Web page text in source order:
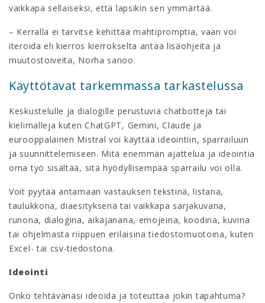
vaikkapa sellaiseksi, että lapsikin sen ymmärtää.
– Kerralla ei tarvitse kehittää mahtipromptia, vaan voi
iteroida eli kierros kierrokselta antaa lisäohjeita ja
muutostoiveita, Norha sanoo.
Käyttötavat tarkemmassa tarkastelussa
Keskustelulle ja dialogille perustuvia chatbotteja tai
kielimalleja kuten ChatGPT, Gemini, Claude ja
eurooppalainen Mistral voi käyttää ideointiin, sparrailuun
ja suunnittelemiseen. Mitä enemmän ajattelua ja ideointia
oma työ sisältää, sitä hyödyllisempää sparrailu voi olla.
Voit pyytää antamaan vastauksen tekstinä, listana,
taulukkona, diaesityksenä tai vaikkapa sarjakuvana,
runona, dialogina, aikajanana, emojeina, koodina, kuvina
tai ohjelmasta riippuen erilaisina tiedostomuotoina, kuten
Excel- tai csv-tiedostona.
Ideointi
Onko tehtävänäsi ideoida ja toteuttaa jokin tapahtuma?